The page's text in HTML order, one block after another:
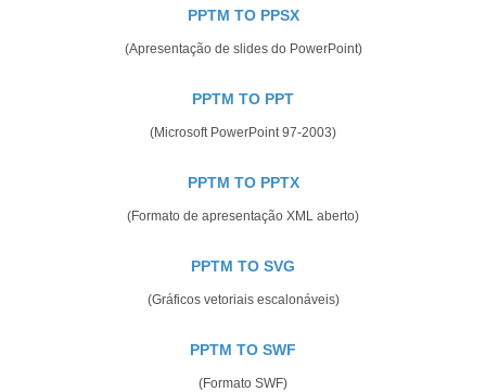
PPTM TO PPSX
(Apresentação de slides do PowerPoint)
PPTM TO PPT
(Microsoft PowerPoint 97-2003)
PPTM TO PPTX
(Formato de apresentação XML aberto)
PPTM TO SVG
(Gráficos vetoriais escalonáveis)
PPTM TO SWF
(Formato SWF)